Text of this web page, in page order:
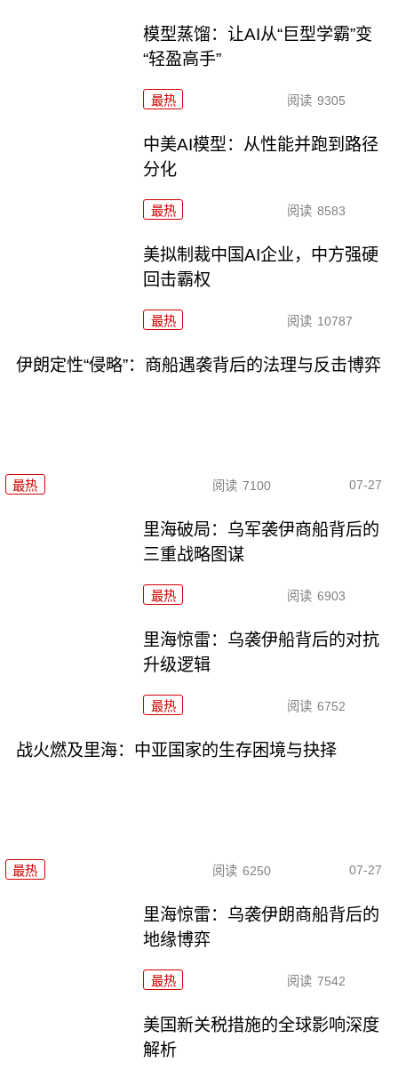
模型蒸馏：让AI从“巨型学霸”变
“轻盈高手”
最热 阅读 9305
中美AI模型：从性能并跑到路径
分化
最热 阅读 8583
美拟制裁中国AI企业，中方强硬
回击霸权
最热 阅读 10787
伊朗定性“侵略”：商船遇袭背后的法理与反击博弈
最热 阅读 7100 07-27
里海破局：乌军袭伊商船背后的
三重战略图谋
最热 阅读 6903
里海惊雷：乌袭伊船背后的对抗
升级逻辑
最热 阅读 6752
战火燃及里海：中亚国家的生存困境与抉择
最热 阅读 6250 07-27
里海惊雷：乌袭伊朗商船背后的
地缘博弈
最热 阅读 7542
美国新关税措施的全球影响深度
解析